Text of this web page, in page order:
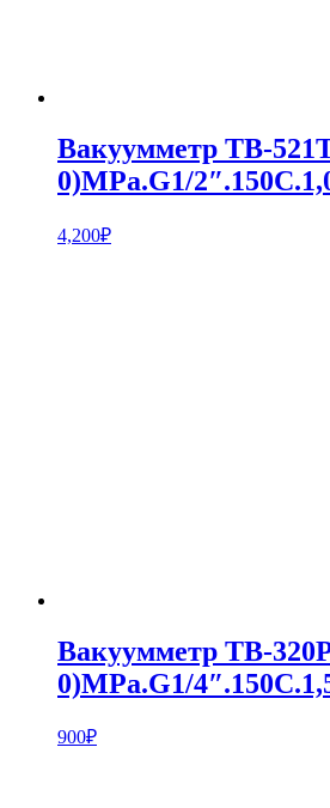
Вакуумметр ТВ-
0)MPa.G1/
4,200₽
Вакуумметр ТВ-
0)MPa.G1/
900₽